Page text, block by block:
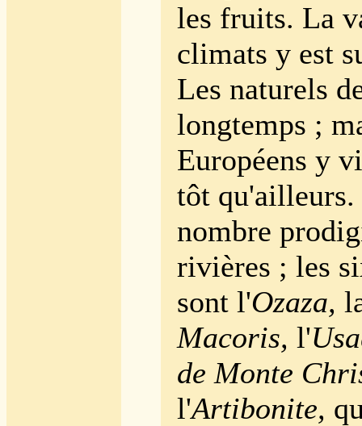
les fruits. La
climats y est
Les naturels
longtemps ;
Européens y
tôt
nombre
rivières ; les
sont l'Ozaza,
Macoris, l'
de Monte
l'Artibonite,